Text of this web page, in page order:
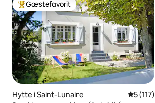
Bedste gæstefavorit
Gæstefavorit
Hytte i Saint-Lunaire 5 ud af
5 (117)